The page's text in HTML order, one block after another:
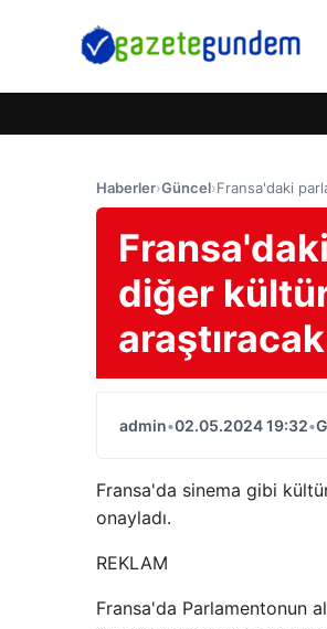
Haberler›Güncel›Fransa'daki
diğer
araştıracak
admin•02.05.2024 19:32•
Fransa'da sinema gibi
onayladı.
REKLAM
Fransa'da Parlamentonun